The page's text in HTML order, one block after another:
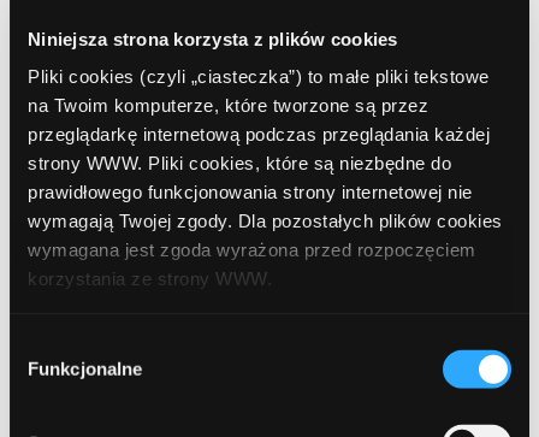
Niniejsza strona korzysta z plików cookies
Pliki cookies (czyli „ciasteczka”) to małe pliki tekstowe
na Twoim komputerze, które tworzone są przez
przeglądarkę internetową podczas przeglądania każdej
strony WWW. Pliki cookies, które są niezbędne do
prawidłowego funkcjonowania strony internetowej nie
wymagają Twojej zgody. Dla pozostałych plików cookies
wymagana jest zgoda wyrażona przed rozpoczęciem
korzystania ze strony WWW.
formy korzystania z plików cookies. Więcej:
Polityka
zgody
Funkcjonalne
październik 2023
wrzesień 2023
sierpień 2023
lipiec 2023
czerwiec 2023
kwiecień 2023
luty 2023